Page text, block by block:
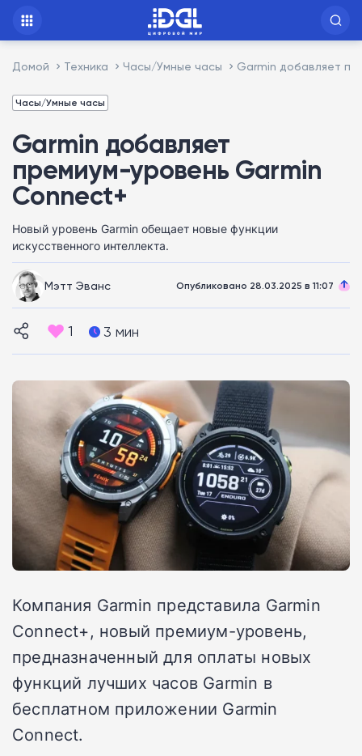
Домой Техника Часы/Умные часы Garmin добавляет
Часы/Умные часы
Garmin добавляет
премиум-уровень Garmin
Connect+
Новый уровень Garmin обещает новые функции
искусственного интеллекта.
Мэтт Эванс Опубликовано 28.03.2025 в 11:07
1 3 мин
Компания Garmin представила Garmin
Connect+, новый премиум-уровень,
предназначенный для оплаты новых
функций лучших часов Garmin в
бесплатном приложении Garmin
Connect.